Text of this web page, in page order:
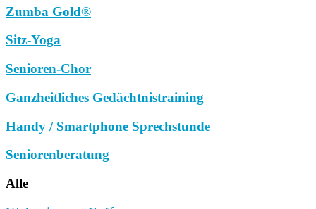
Zumba Gold®
Sitz-Yoga
Senioren-Chor
Ganzheitliches Gedächtnistraining
Handy / Smartphone Sprechstunde
Seniorenberatung
Alle